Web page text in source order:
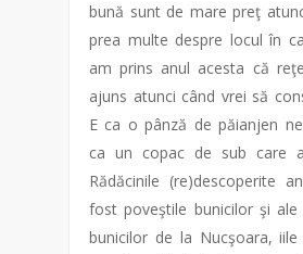
bună sunt de mare preţ
prea multe despre locul în
am prins anul acesta că
ajuns atunci când vrei să
E ca o pânză de păianjen
ca un copac de sub care
Rădăcinile (re)descoperite
fost poveştile bunicilor şi ale
bunicilor de la Nucşoara,